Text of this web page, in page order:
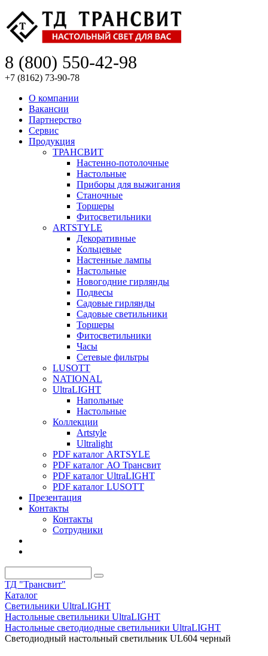
8 (800) 550-42-98
+7 (8162) 73-90-78
О компании
Вакансии
Партнерство
Сервис
Продукция
ТРАНСВИТ
Настенно-потолочные
Настольные
Приборы для выжигания
Станочные
Торшеры
Фитосветильники
ARTSTYLE
Декоративные
Кольцевые
Настенные лампы
Настольные
Новогодние гирлянды
Подвесы
Садовые гирлянды
Садовые светильники
Торшеры
Фитосветильники
Часы
Сетевые фильтры
LUSOTT
NATIONAL
UltraLIGHT
Напольные
Настольные
Коллекции
Artstyle
Ultralight
PDF каталог ARTSYLE
PDF каталог АО Трансвит
PDF каталог UltraLIGHT
PDF каталог LUSOTT
Презентация
Контакты
Контакты
Сотрудники
ТД "Трансвит"
Каталог
Светильники UltraLIGHT
Настольные светильники UltraLIGHT
Настольные светодиодные светильники UltraLIGHT
Светодиодный настольный светильник UL604 черный